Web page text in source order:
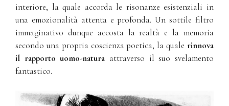
interiore, la quale accorda le risonanze esistenziali in
una emozionalità attenta e profonda. Un sottile filtro
immaginativo dunque accosta la realtà e la memoria
secondo una propria coscienza poetica, la quale rinnova
il rapporto uomo-natura attraverso il suo svelamento
fantastico.